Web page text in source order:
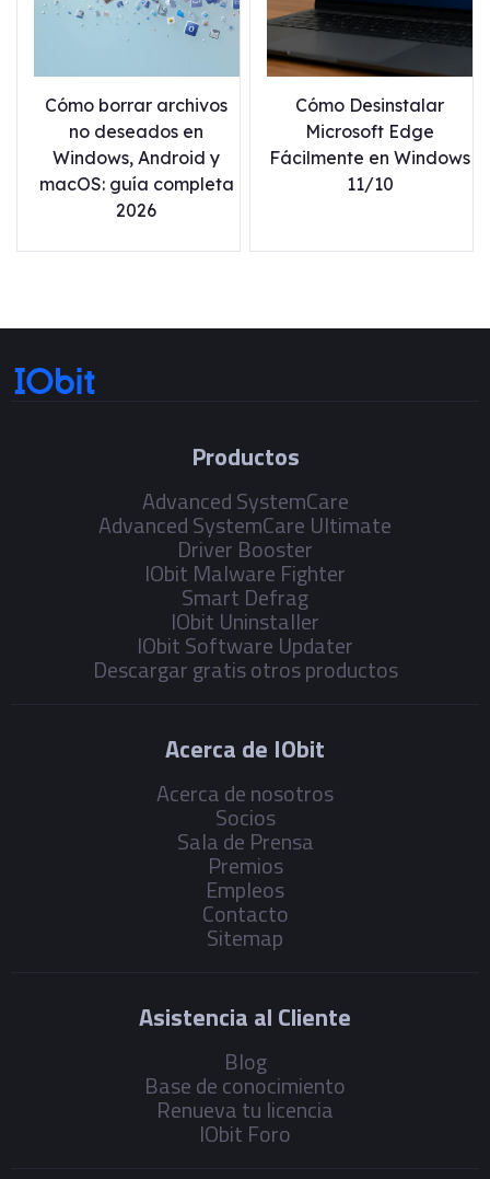
Cómo borrar archivos
no deseados en
Windows, Android y
macOS: guía completa
2026
Cómo Desinstalar
Microsoft Edge
Fácilmente en Windows
11/10
Productos
Advanced SystemCare
Advanced SystemCare Ultimate
Driver Booster
IObit Malware Fighter
Smart Defrag
IObit Uninstaller
IObit Software Updater
Descargar gratis otros productos
Acerca de IObit
Acerca de nosotros
Socios
Sala de Prensa
Premios
Empleos
Contacto
Sitemap
Asistencia al Cliente
Blog
Base de conocimiento
Renueva tu licencia
IObit Foro